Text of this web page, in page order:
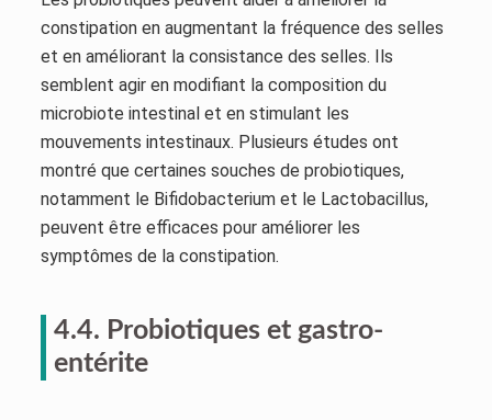
constipation en augmentant la fréquence des selles
et en améliorant la consistance des selles. Ils
semblent agir en modifiant la composition du
microbiote intestinal et en stimulant les
mouvements intestinaux. Plusieurs études ont
montré que certaines souches de probiotiques,
notamment le Bifidobacterium et le Lactobacillus,
peuvent être efficaces pour améliorer les
symptômes de la constipation.
4.4. Probiotiques et gastro-
entérite